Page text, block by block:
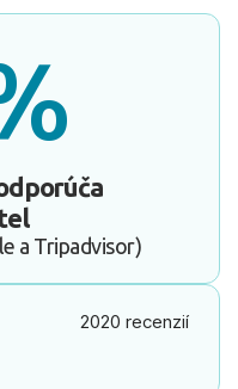
a Tripadvisor)
2020 recenzií